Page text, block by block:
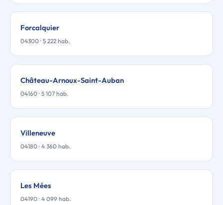
Forcalquier
04300 · 5 222 hab.
Château-Arnoux-Saint-Auban
04160 · 5 107 hab.
Villeneuve
04180 · 4 360 hab.
Les Mées
04190 · 4 099 hab.